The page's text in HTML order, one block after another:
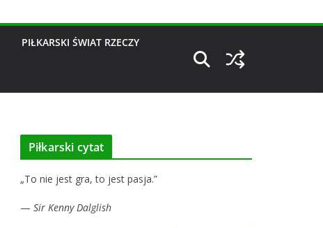
PIŁKARSKI ŚWIAT RZECZY
Piłkarski cytat
„To nie jest gra, to jest pasja.”
— Sir Kenny Dalglish